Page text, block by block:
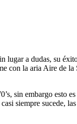
lugar a dudas, su
con la aria Aire de
sin embargo esto
siempre sucede,